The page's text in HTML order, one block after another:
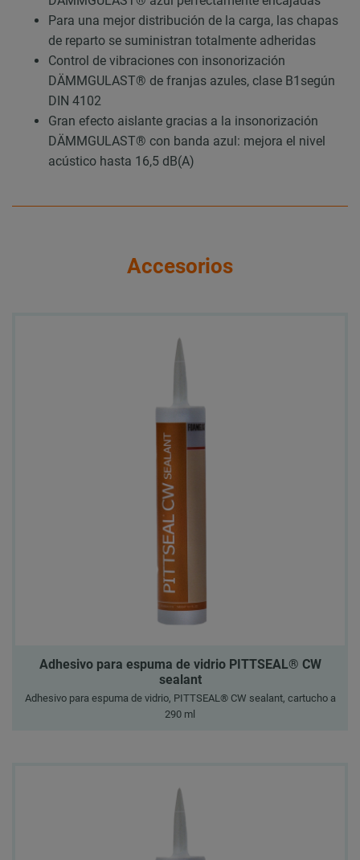
Para una mejor distribución de la carga, las chapas
de reparto se suministran totalmente adheridas
Control de vibraciones con insonorización
DÄMMGULAST® de franjas azules, clase B1según
DIN 4102
Gran efecto aislante gracias a la insonorización
DÄMMGULAST® con banda azul: mejora el nivel
acústico hasta 16,5 dB(A)
Accesorios
Adhesivo para espuma de vidrio PITTSEAL® CW
sealant
Adhesivo para espuma de vidrio, PITTSEAL® CW sealant, cartucho a
290 ml